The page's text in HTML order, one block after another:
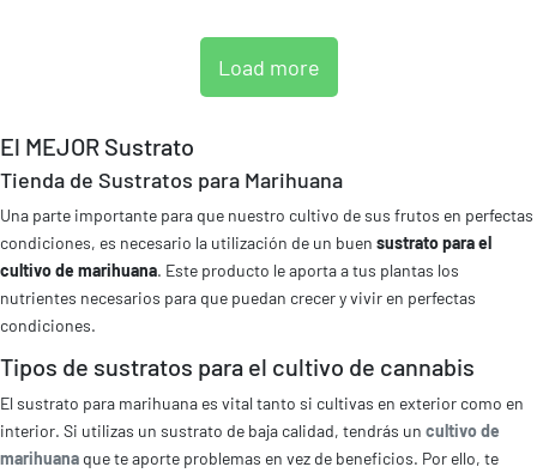
Load more
El MEJOR Sustrato
Tienda de Sustratos para Marihuana
Una parte importante para que nuestro cultivo de sus frutos en perfectas
condiciones, es necesario la utilización de un buen sustrato para el
cultivo de marihuana. Este producto le aporta a tus plantas los
nutrientes necesarios para que puedan crecer y vivir en perfectas
condiciones.
Tipos de sustratos para el cultivo de cannabis
El sustrato para marihuana es vital tanto si cultivas en exterior como en
interior. Si utilizas un sustrato de baja calidad, tendrás un cultivo de
marihuana que te aporte problemas en vez de beneficios. Por ello, te